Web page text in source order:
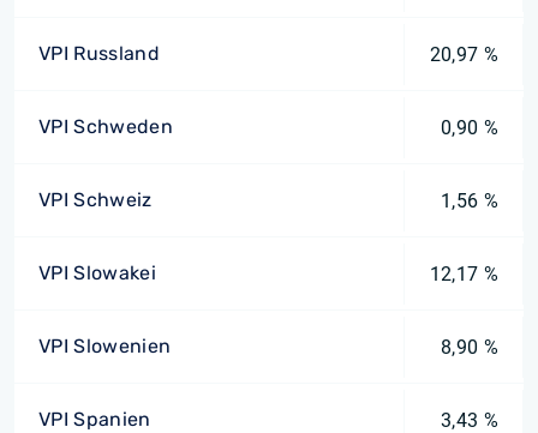
VPI Russland 20,97 %
VPI Schweden 0,90 %
VPI Schweiz 1,56 %
VPI Slowakei 12,17 %
VPI Slowenien 8,90 %
VPI Spanien 3,43 %